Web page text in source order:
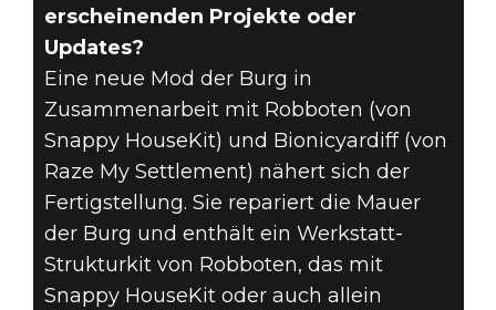
erscheinenden Projekte oder
Updates?
Eine neue Mod der Burg in
Zusammenarbeit mit Robboten (von
Snappy HouseKit) und Bionicyardiff (von
Raze My Settlement) nähert sich der
Fertigstellung. Sie repariert die Mauer
der Burg und enthält ein Werkstatt-
Strukturkit von Robboten, das mit
Snappy HouseKit oder auch allein